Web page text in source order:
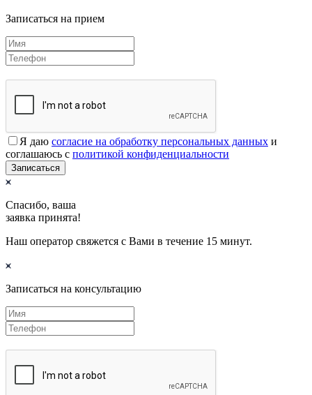
Записаться на прием
Я даю согласие на обработку персональных данных и
соглашаюсь с политикой конфиденциальности
Записаться
Спасибо, ваша
заявка принята!
Наш оператор свяжется с Вами в течение 15 минут.
Записаться на консультацию